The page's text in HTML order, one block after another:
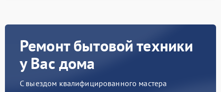
Ремонт бытовой техники
у Вас дома
С выездом квалифицированного мастера